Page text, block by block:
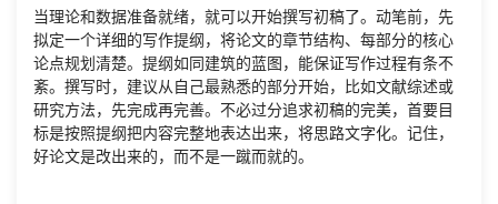
当理论和数据准备就绪，就可以开始撰写初稿了。动笔前，先
拟定一个详细的写作提纲，将论文的章节结构、每部分的核心
论点规划清楚。提纲如同建筑的蓝图，能保证写作过程有条不
紊。撰写时，建议从自己最熟悉的部分开始，比如文献综述或
研究方法，先完成再完善。不必过分追求初稿的完美，首要目
标是按照提纲把内容完整地表达出来，将思路文字化。记住，
好论文是改出来的，而不是一蹴而就的。